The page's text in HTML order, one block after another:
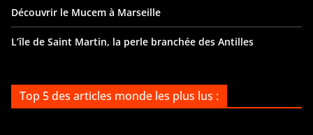
Découvrir le Mucem à Marseille
L’île de Saint Martin, la perle branchée des Antilles
Top 5 des articles monde les plus lus :